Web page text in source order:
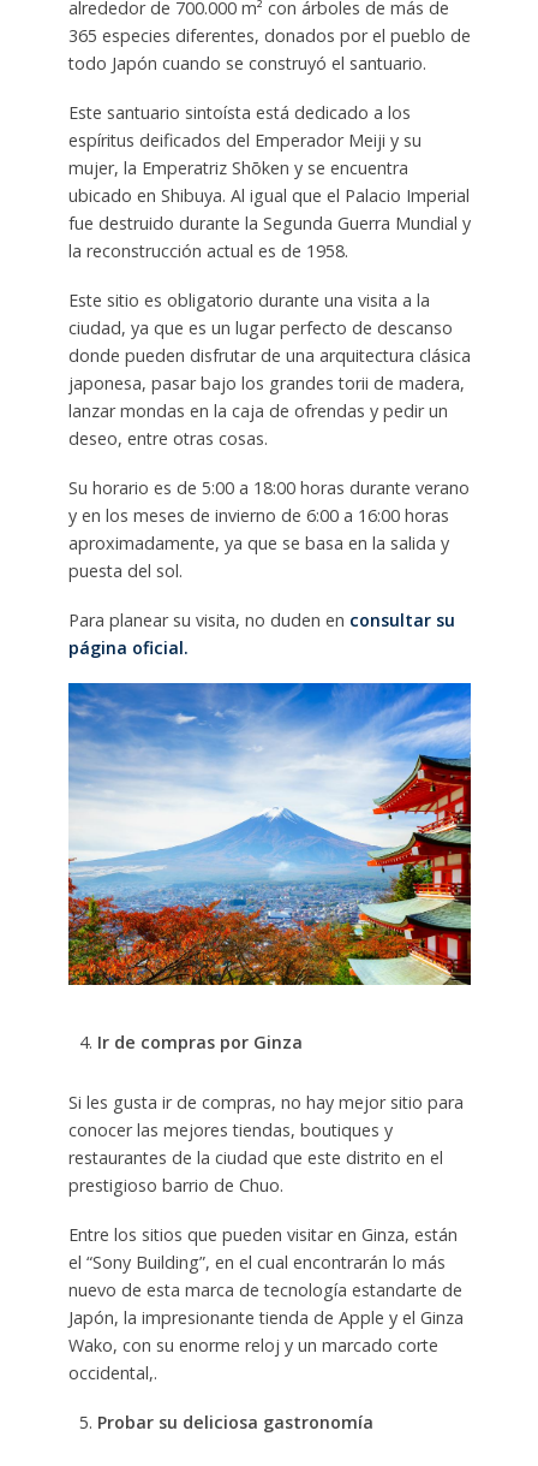
alrededor de 700.000 m² con árboles de más de
365 especies diferentes, donados por el pueblo de
todo Japón cuando se construyó el santuario.
Este santuario sintoísta está dedicado a los
espíritus deificados del Emperador Meiji y su
mujer, la Emperatriz Shōken y se encuentra
ubicado en Shibuya. Al igual que el Palacio Imperial
fue destruido durante la Segunda Guerra Mundial y
la reconstrucción actual es de 1958.
Este sitio es obligatorio durante una visita a la
ciudad, ya que es un lugar perfecto de descanso
donde pueden disfrutar de una arquitectura clásica
japonesa, pasar bajo los grandes torii de madera,
lanzar mondas en la caja de ofrendas y pedir un
deseo, entre otras cosas.
Su horario es de 5:00 a 18:00 horas durante verano
y en los meses de invierno de 6:00 a 16:00 horas
aproximadamente, ya que se basa en la salida y
puesta del sol.
Para planear su visita, no duden en consultar su
página oficial.
Ir de compras por Ginza
Si les gusta ir de compras, no hay mejor sitio para
conocer las mejores tiendas, boutiques y
restaurantes de la ciudad que este distrito en el
prestigioso barrio de Chuo.
Entre los sitios que pueden visitar en Ginza, están
el “Sony Building”, en el cual encontrarán lo más
nuevo de esta marca de tecnología estandarte de
Japón, la impresionante tienda de Apple y el Ginza
Wako, con su enorme reloj y un marcado corte
occidental,.
Probar su deliciosa gastronomía